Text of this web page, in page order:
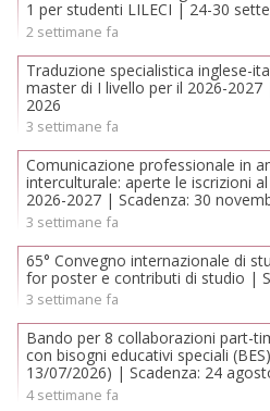
1 per studenti LILECI | 24-30
2 settimane fa
Traduzione specialistica inglese-italiano: aperte le iscrizioni al
master di I livello per il 2026-
2026
3 settimane fa
Comunicazione professionale in ambito internazionale e
interculturale: aperte le iscrizioni
2026-2027 | Scadenza: 30
3 settimane fa
65° Convegno internazionale di studi sulla Magna Grecia: call
for poster e contributi di studio |
3 settimane fa
Bando per 8 collaborazioni part-time di supporto a studenti
con bisogni educativi speciali
13/07/2026) | Scadenza: 24
4 settimane fa